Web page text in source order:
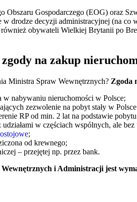
Obszaru Gospodarczego (EOG) oraz
drodze decyzji administracyjnej (na
obywateli Wielkiej Brytanii po
na zakup
Ministra Spraw Wewnętrznych? Zgoda
w nabywaniu nieruchomości w Polsce;
zezwolenie na pobyt stały w
RP od min. 2 lat na podstawie pobytu
w częściach wspólnych, ale
;
od krewnego;
– przejętej np. przez bank.
i Administracji jest